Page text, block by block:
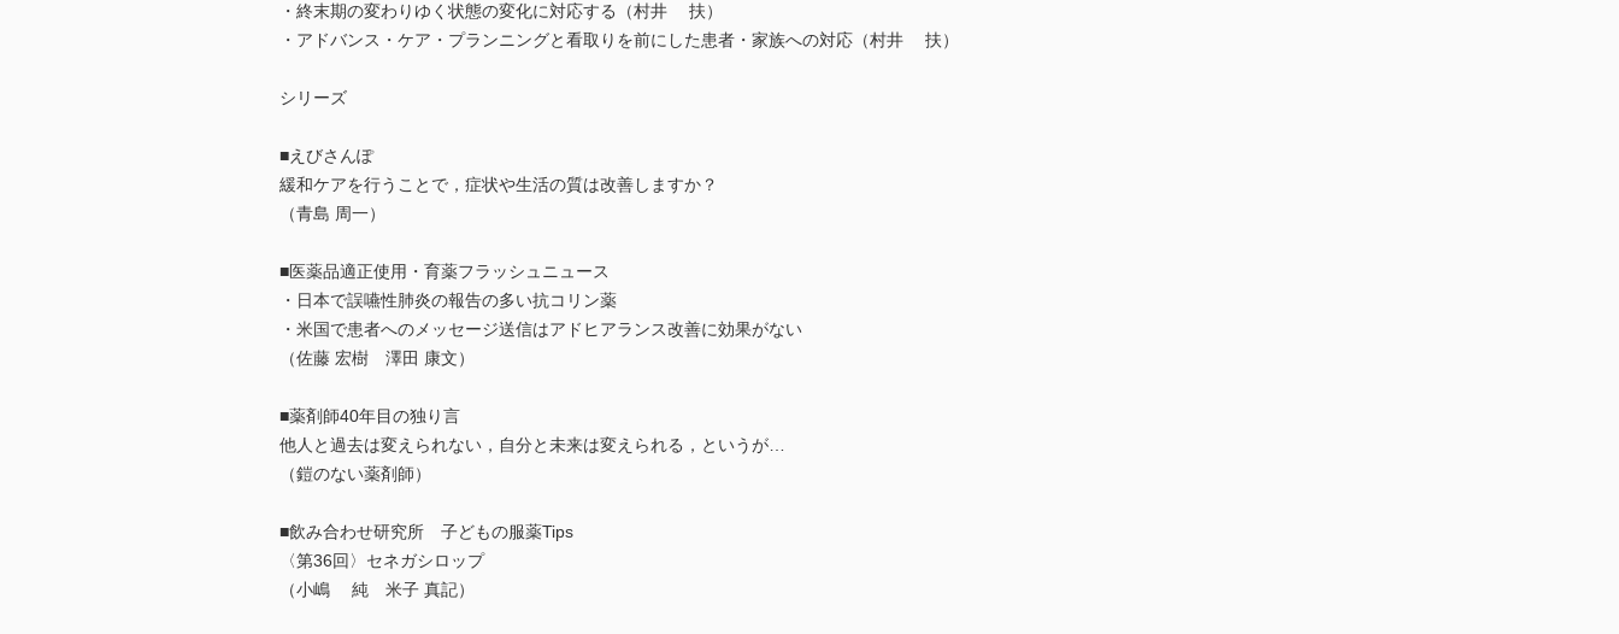
・終末期の変わりゆく状態の変化に対応する（村井 扶）
・アドバンス・ケア・プランニングと看取りを前にした患者・家族への対応（村井 扶）
シリーズ
■えびさんぽ
緩和ケアを行うことで，症状や生活の質は改善しますか？
（青島 周一）
■医薬品適正使用・育薬フラッシュニュース
・日本で誤嚥性肺炎の報告の多い抗コリン薬
・‌米国で患者へのメッセージ送信はアドヒアランス改善に効果がない
（佐藤 宏樹 澤田 康文）
■薬剤師40年目の独り言
他人と過去は変えられない，自分と未来は変えられる，というが…
（鎧のない薬剤師）
■飲み合わせ研究所 子どもの服薬Tips
〈第36回〉セネガシロップ
（小嶋 純 米子 真記）